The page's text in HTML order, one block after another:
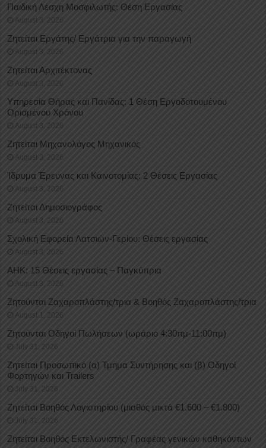
Παιδική Λέσχη Μοσφιλωτής: Θέση Εργασίας
August 3, 2026
Ζητείται Εργάτης/ Εργάτρια για την παραγωγή
August 3, 2026
Ζητείται Αρχιτέκτονας
August 3, 2026
Υπηρεσία Θήρας και Πανίδας: 1 Θέση Eργοδοτουμένου
Oρισμένου Xρόνου
August 3, 2026
Ζητείται Μηχανολόγος Μηχανικός
August 3, 2026
Ίδρυμα Έρευνας και Καινοτομίας: 2 Θέσεις Εργασίας
August 3, 2026
Ζητείται Δημοσιογράφος
August 3, 2026
Σχολική Εφορεία Λατσιών-Γερίου: Θέσεις εργασίας
August 3, 2026
ΑΗΚ: 15 Θέσεις εργασίας – Παγκύπρια
August 3, 2026
Ζητούνται Ζαχαροπλάστης/τρια & Βοηθός Ζαχαροπλάστης/τρια
August 1, 2026
Ζητούνται Οδηγοί Πωλήσεων (ωράριο 4:30πμ-11:00πμ)
July 31, 2026
Ζητείται Προσωπικό (α) Τμήμα Συντήρησης και (β) Οδηγοί
Φορτηγών και Trailers
July 31, 2026
Ζητείται Βοηθός Λογιστηρίου (μισθός μικτά €1.600 – €1.800)
July 31, 2026
Ζητείται Βοηθός Εκτελωνιστής/ Γραφέας γενικών καθηκόντων